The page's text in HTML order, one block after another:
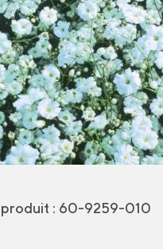
: 60-9259-010